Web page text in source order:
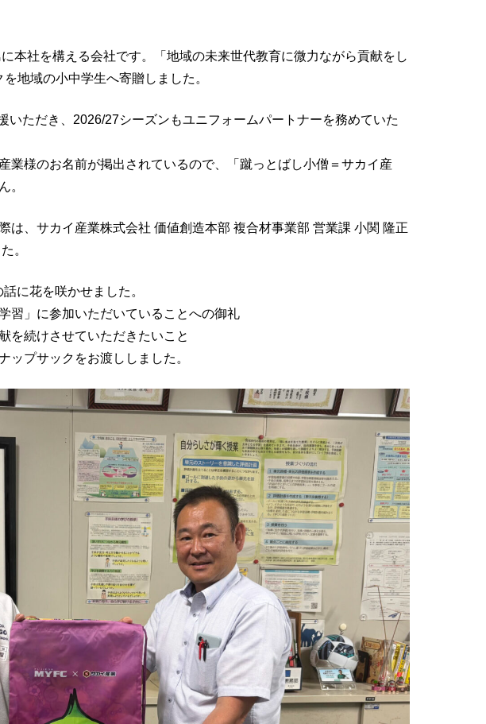
本社を構える会社です。「地域の未来世代教育に微力ながら貢献をし
地域の小中学生へ寄贈しました。
いただき、2026/27シーズンもユニフォームパートナーを務めていた
業様のお名前が掲出されているので、「蹴っとばし小僧＝サカイ産
。
は、サカイ産業株式会社 価値創造本部 複合材事業部 営業課 小関 隆正
。
に花を咲かせました。
習」に参加いただいていることへの御礼
を続けさせていただきたいこと
ップサックをお渡ししました。